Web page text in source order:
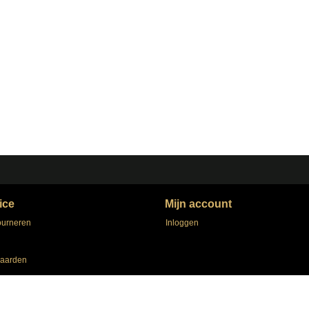
Mijn account
Inloggen